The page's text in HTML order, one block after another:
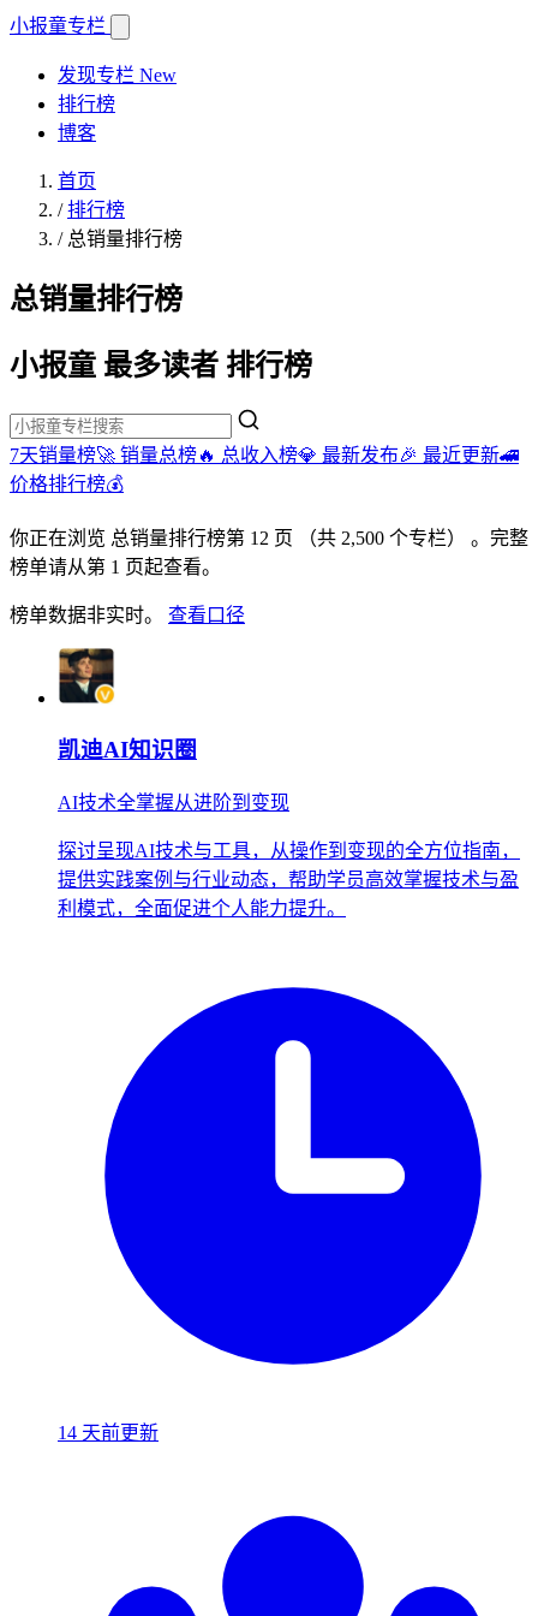
小报童专栏
发现专栏 New
排行榜
博客
首页
/排行榜
/ 总销量排行榜
总销量排行榜
小报童 最多读者 排行榜
7天销量榜🚀 销量总榜🔥 总收入榜💎 最新发布🎉 最近更新🚄
价格排行榜💰
你正在浏览 总销量排行榜第 12 页 （共 2,500 个专栏）
。完整
榜单请从第 1 页起查看。
榜单数据非实时。 查看口径
凯迪AI知识圈
AI技术全掌握从进阶到变现
探讨呈现AI技术与工具，从操作到变现的全方位指南，
提供实践案例与行业动态，帮助学员高效掌握技术与盈
利模式，全面促进个人能力提升。
14 天前更新